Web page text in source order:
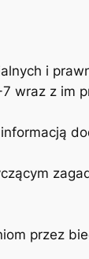
i
wraz z im
przez